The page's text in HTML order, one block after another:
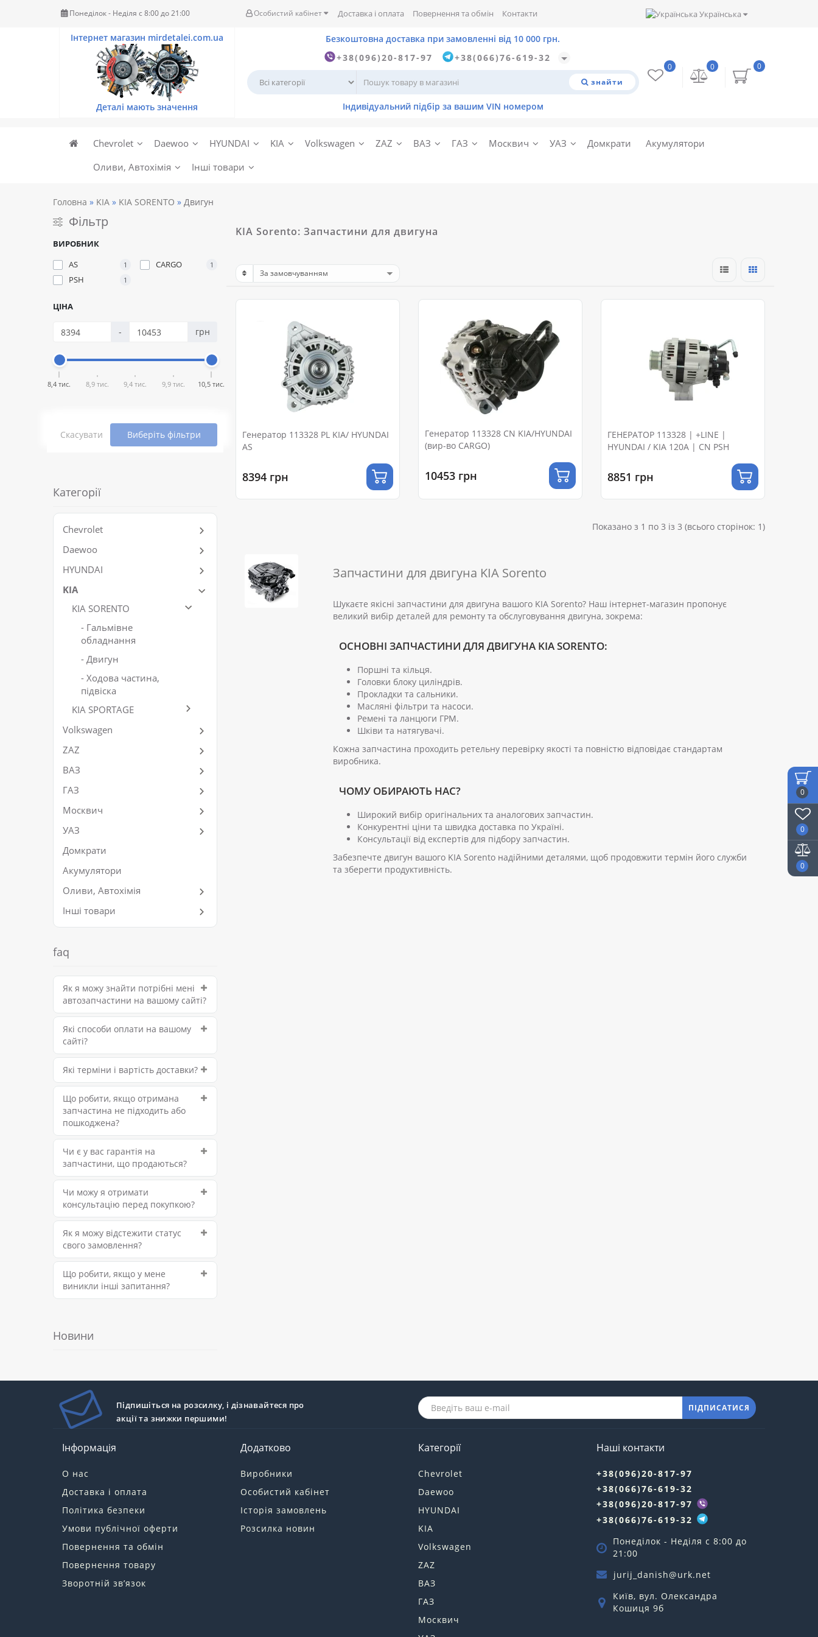
0
0
0
Понеділок - Неділя c 8:00 до 21:00 Особистий кабінет Доставка і оплата Повернення та обмін Контакти Українська
+38(096)20-817-97 +38(066)76-619-32
знайти
0
0
0
Chevrolet Daewoo HYUNDAI KIA Volkswagen ZAZ ВАЗ ГАЗ Москвич УАЗ Домкрати
Акумулятори
Оливи, Автохімія
Інші товари
Головна KIA KIA SORENTO Двигун
Фільтр
ВИРОБНИК
AS
1 CARGO 1
PSH 1
ЦІНА
- грн
8,4 тис. 8,9 тис. 9,4 тис. 9,9 тис. 10,5 тис.
Скасувати Виберіть фільтри
Категорії
Chevrolet
Daewoo
HYUNDAI
KIA
KIA SORENTO
- Гальмівне
обладнання
- Двигун
- Ходова частина,
підвіска
KIA SPORTAGE
Volkswagen
ZAZ
ВАЗ
ГАЗ
Москвич
УАЗ
Домкрати
Акумулятори
Оливи, Автохімія
Інші товари
faq
Як я можу знайти потрібні мені
автозапчастини на вашому сайті?
Які способи оплати на вашому
сайті?
Які терміни і вартість доставки?
Що робити, якщо отримана
запчастина не підходить або
пошкоджена?
Чи є у вас гарантія на
запчастини, що продаються?
Чи можу я отримати
консультацію перед покупкою?
Як я можу відстежити статус
свого замовлення?
Що робити, якщо у мене
виникли інші запитання?
Новини
KIA Sorento: Запчастини для двигуна
Генератор 113328 PL KIA/ HYUNDAI
AS
8394 грн
Генератор 113328 CN KIA/HYUNDAI
(вир-во CARGO)
10453 грн
ГЕНЕРАТОР 113328 | +LINE |
HYUNDAI / KIA 120A | CN PSH
8851 грн
Показано з 1 по 3 із 3 (всього сторінок: 1)
Запчастини для двигуна KIA Sorento
Шукаєте якісні запчастини для двигуна вашого KIA Sorento? Наш інтернет-магазин пропонує
великий вибір деталей для ремонту та обслуговування двигуна, зокрема:
ОСНОВНІ ЗАПЧАСТИНИ ДЛЯ ДВИГУНА KIA SORENTO:
Поршні та кільця.
Головки блоку циліндрів.
Прокладки та сальники.
Масляні фільтри та насоси.
Ремені та ланцюги ГРМ.
Шківи та натягувачі.
Кожна запчастина проходить ретельну перевірку якості та повністю відповідає стандартам
виробника.
ЧОМУ ОБИРАЮТЬ НАС?
Широкий вибір оригінальних та аналогових запчастин.
Конкурентні ціни та швидка доставка по Україні.
Консультації від експертів для підбору запчастин.
Забезпечте двигун вашого KIA Sorento надійними деталями, щоб продовжити термін його служби
та зберегти продуктивність.
Підпишіться на розсилку, і дізнавайтеся про
акції та знижки першими!
ПІДПИСАТИСЯ
Інформація
О нас
Доставка і оплата
Політика безпеки
Умови публічної оферти
Повернення та обмін
Повернення товару
Зворотній зв’язок
Додатково
Виробники
Особистий кабінет
Історія замовлень
Розсилка новин
Категорії
Chevrolet
Daewoo
HYUNDAI
KIA
Volkswagen
ZAZ
ВАЗ
ГАЗ
Москвич
Наші контакти
+38(096)20-817-97
+38(066)76-619-32
+38(096)20-817-97
+38(066)76-619-32
Понеділок - Неділя c 8:00 до
21:00
jurij_danish@urk.net
Київ, вул. Олександра
Кошиця 9б